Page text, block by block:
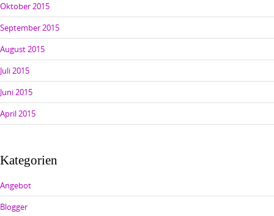
Oktober 2015
September 2015
August 2015
Juli 2015
Juni 2015
April 2015
Kategorien
Angebot
Blogger